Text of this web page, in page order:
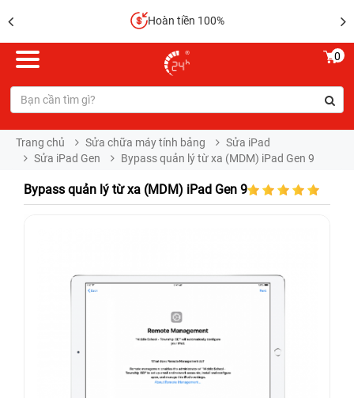
Hoàn tiền 100%
0
Trang chủ Sửa chữa máy tính bảng
Sửa iPad
Sửa iPad Gen
Bypass quản lý từ xa (MDM) iPad Gen 9
Bypass quản lý từ xa (MDM) iPad Gen 9